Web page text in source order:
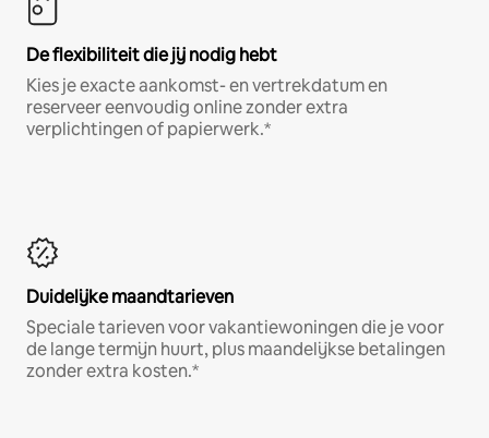
De flexibiliteit die jij nodig hebt
Kies je exacte aankomst- en vertrekdatum en
reserveer eenvoudig online zonder extra
verplichtingen of papierwerk.*
Duidelijke maandtarieven
Speciale tarieven voor vakantiewoningen die je voor
de lange termijn huurt, plus maandelijkse betalingen
zonder extra kosten.*